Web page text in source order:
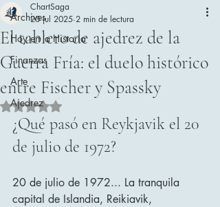
Archives
Hoy en la Historia
Finanzas
Arte
Ajedrez
El tablero de ajedrez de la
Guerra Fría: el duelo histórico
entre Fischer y Spassky
ChartSaga
20 jul 2025 2 min de lectura
Obtuvo NaN de 5 estrellas.
¿Qué pasó en Reykjavik el 20
de julio de 1972?
20 de julio de 1972... La tranquila
capital de Islandia, Reikiavik,